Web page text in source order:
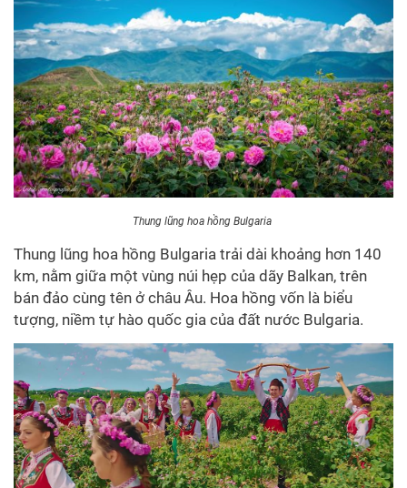
Thung lũng hoa hồng Bulgaria
Thung lũng hoa hồng Bulgaria trải dài khoảng hơn 140
km, nằm giữa một vùng núi hẹp của dãy Balkan, trên
bán đảo cùng tên ở châu Âu. Hoa hồng vốn là biểu
tượng, niềm tự hào quốc gia của đất nước Bulgaria.